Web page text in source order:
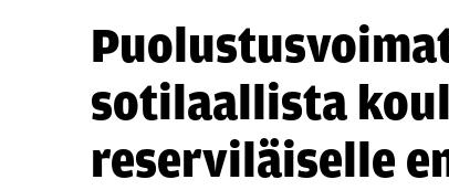
sotilaallista
reserviläiselle